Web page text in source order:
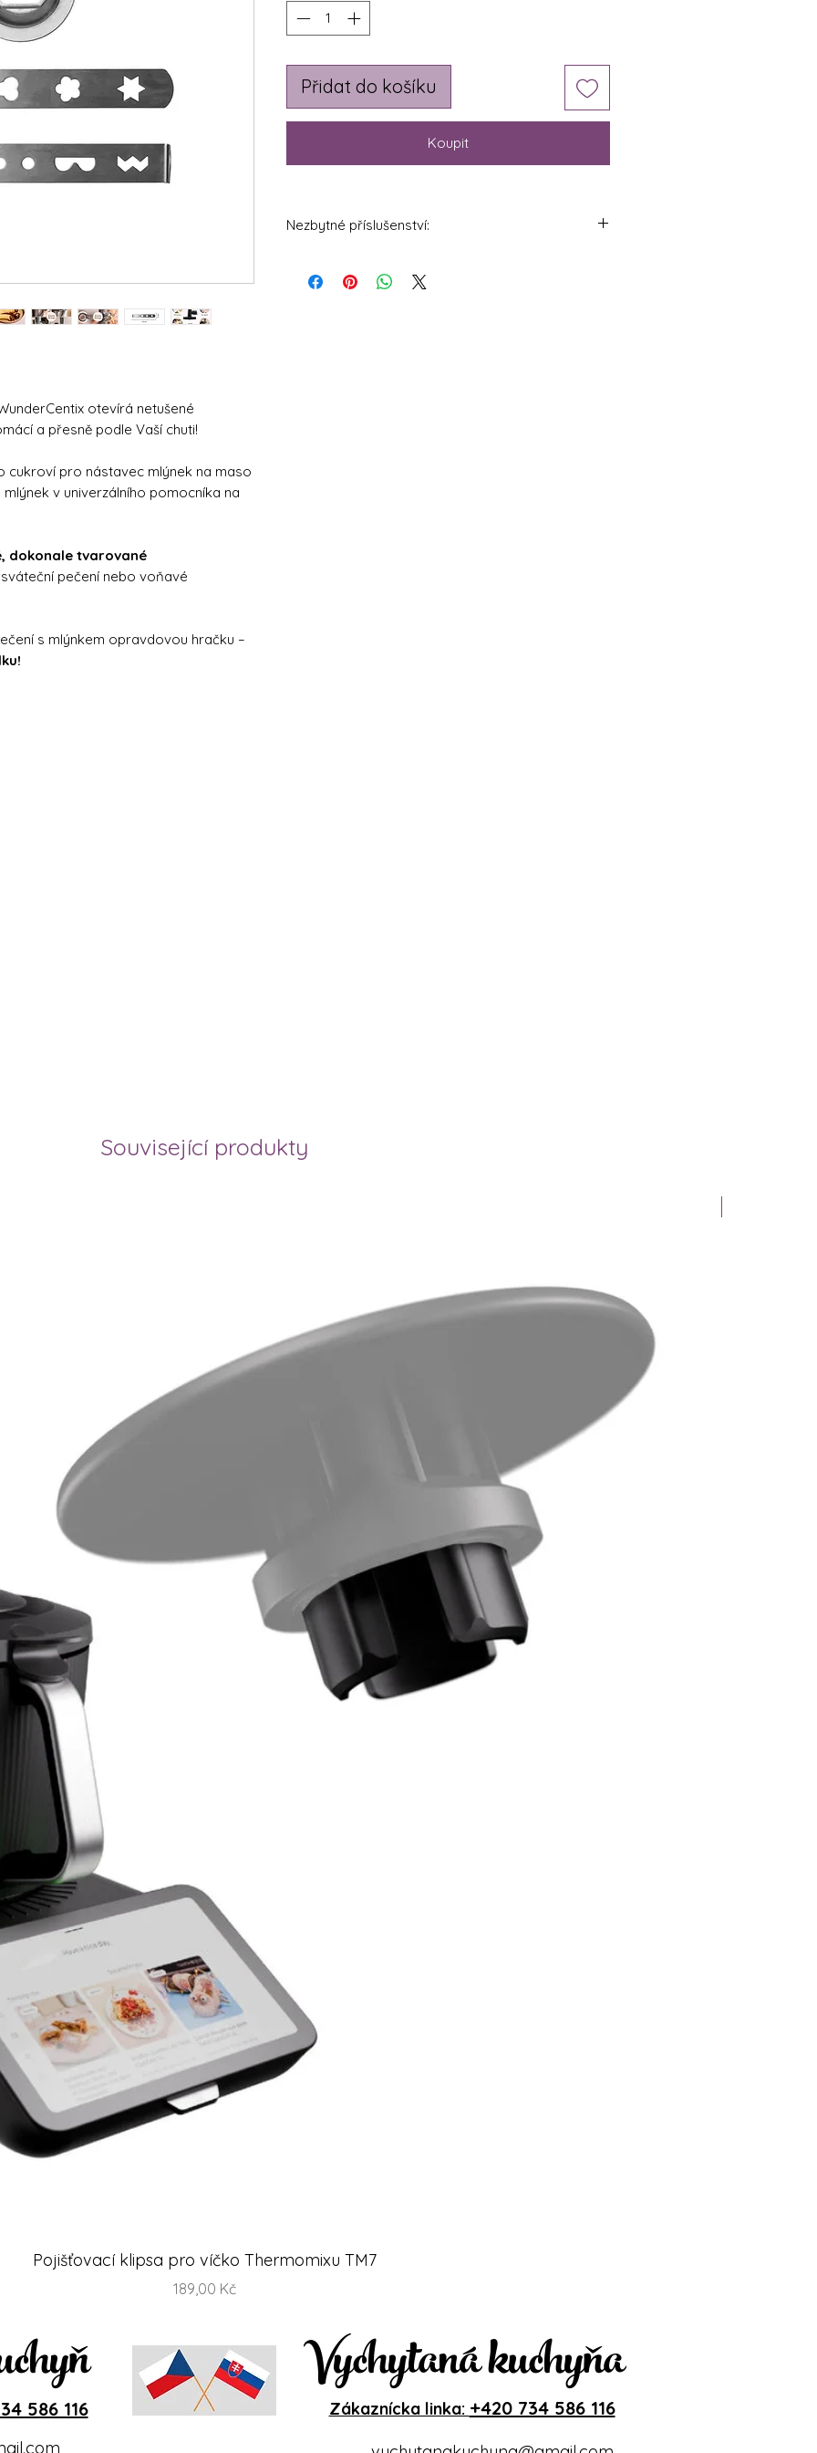
otevírá netušené
a přesně podle Vaší chuti!
cukroví pro nástavec mlýnek na maso
v univerzálního pomocníka na
dokonale tvarované
pečení nebo voňavé
s mlýnkem opravdovou hračku –
Přidat do košíku
Koupit
Nezbytné příslušenství:
nástavce pro TM6, TM5
Související produkty
Rychlý náhled
Pojišťovací klipsa pro víčko Thermomixu TM7
Cena
189,00 Kč
586 116 Vychytaná kuchyňa
Zákaznícka linka: +420 734 586 116